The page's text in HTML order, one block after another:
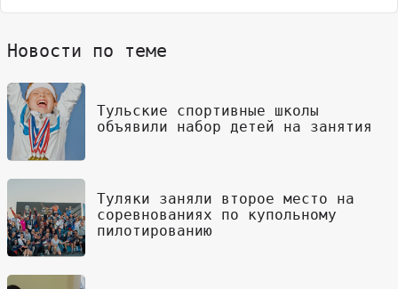
Новости по теме
Тульские спортивные школы
объявили набор детей на занятия
Туляки заняли второе место на
соревнованиях по купольному
пилотированию